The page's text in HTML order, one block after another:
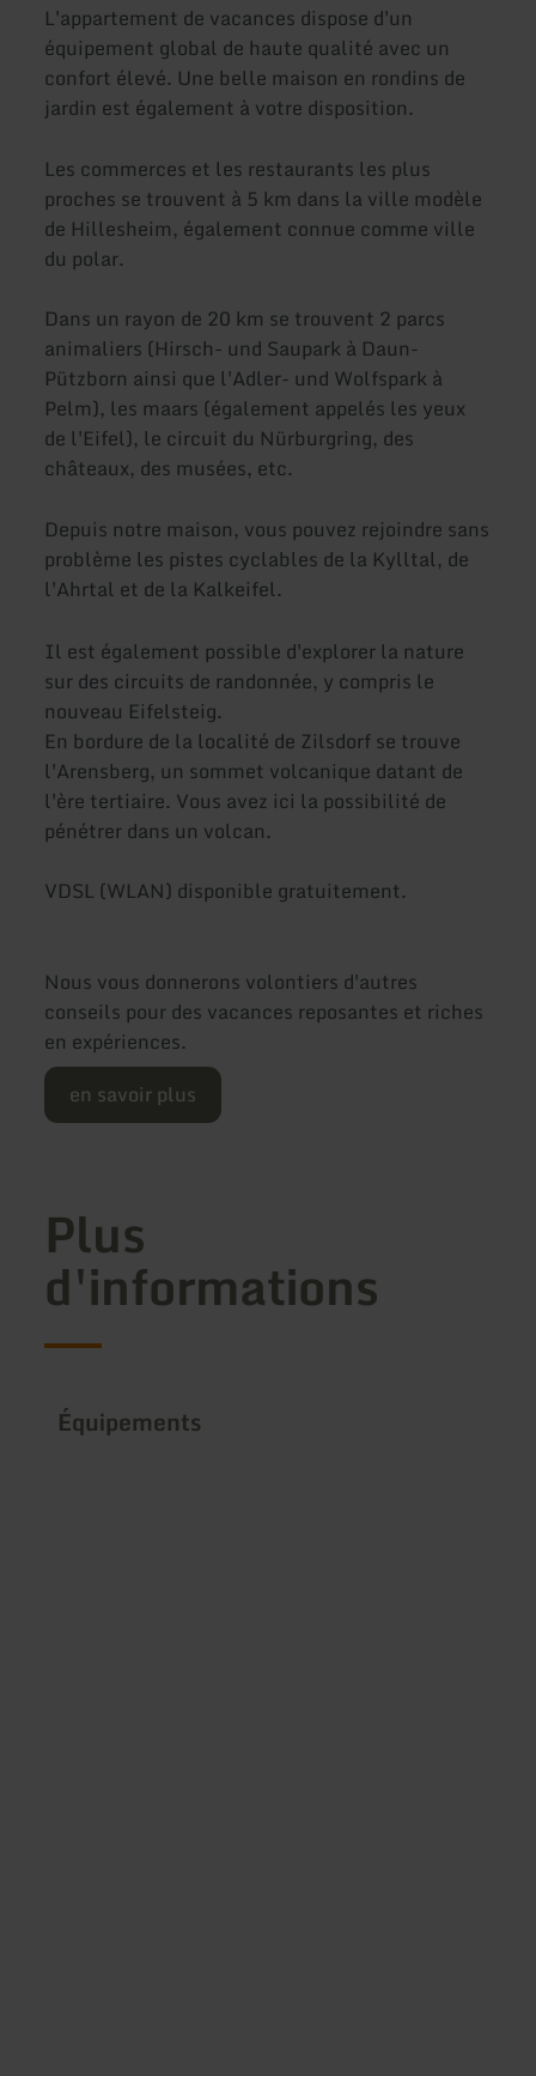
L'appartement de vacances dispose d'un
équipement global de haute qualité avec un
confort élevé. Une belle maison en rondins de
jardin est également à votre disposition.
Les commerces et les restaurants les plus
proches se trouvent à 5 km dans la ville modèle
de Hillesheim, également connue comme ville
du polar.
Dans un rayon de 20 km se trouvent 2 parcs
animaliers (Hirsch- und Saupark à Daun-
Pützborn ainsi que l'Adler- und Wolfspark à
Pelm), les maars (également appelés les yeux
de l'Eifel), le circuit du Nürburgring, des
châteaux, des musées, etc.
Depuis notre maison, vous pouvez rejoindre sans
problème les pistes cyclables de la Kylltal, de
l'Ahrtal et de la Kalkeifel.
Il est également possible d'explorer la nature
sur des circuits de randonnée, y compris le
nouveau Eifelsteig.
En bordure de la localité de Zilsdorf se trouve
l'Arensberg, un sommet volcanique datant de
l'ère tertiaire. Vous avez ici la possibilité de
pénétrer dans un volcan.
VDSL (WLAN) disponible gratuitement.
Nous vous donnerons volontiers d'autres
conseils pour des vacances reposantes et riches
en expériences.
en savoir plus
Plus
d'informations
Équipements